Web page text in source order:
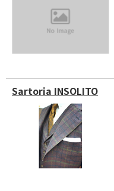
Sartoria INSOLITO